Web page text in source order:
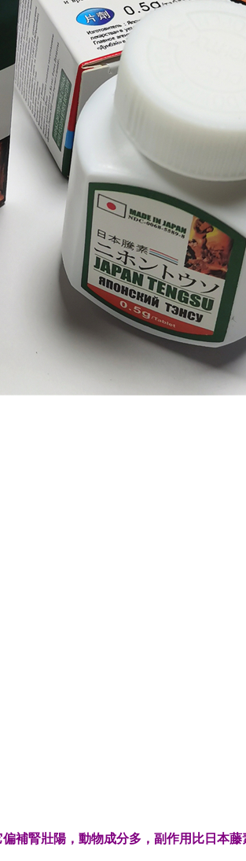
補腎壯陽，動物成分多，副作用比日本